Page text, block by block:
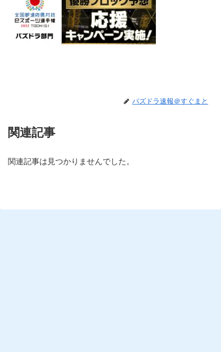
パズドラ速報＠すぐまと
関連記事
関連記事は見つかりませんでした。